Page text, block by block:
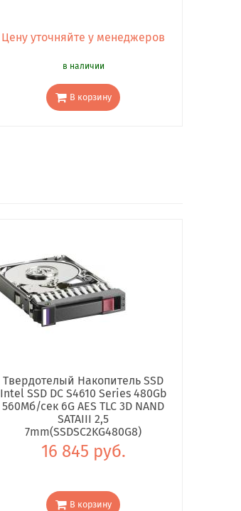
Цену уточняйте у менеджеров
в наличии
В корзину
Твердотелый Накопитель SSD
Intel SSD DC S4610 Series 480Gb
560Мб/сек 6G AES TLC 3D NAND
SATAIII 2,5
7mm(SSDSC2KG480G8)
16 845 руб.
В корзину